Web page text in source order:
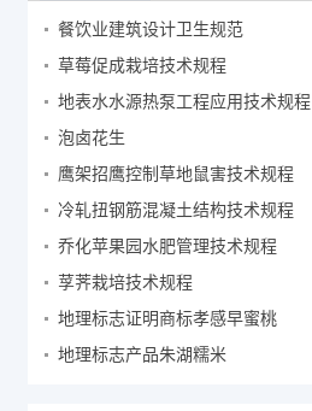
餐饮业建筑设计卫生规范
草莓促成栽培技术规程
地表水水源热泵工程应用技术规程
泡卤花生
鹰架招鹰控制草地鼠害技术规程
冷轧扭钢筋混凝土结构技术规程
乔化苹果园水肥管理技术规程
莩荠栽培技术规程
地理标志证明商标孝感早蜜桃
地理标志产品朱湖糯米